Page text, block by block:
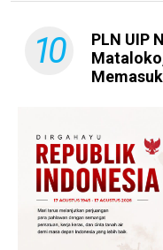
10
PLN UIP